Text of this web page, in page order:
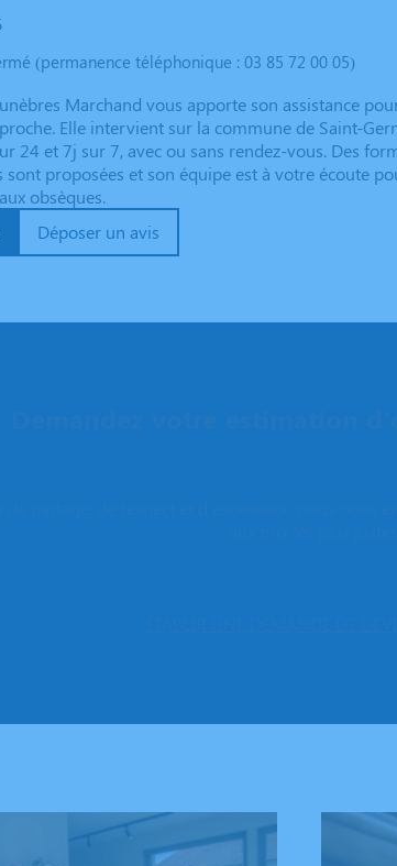
(permanence téléphonique : 03 85 72 00 05)
Marchand vous apporte son assistance
Elle intervient sur la commune de Saint-
24 et 7j sur 7, avec ou sans rendez-vous. Des
proposées et son équipe est à votre écoute
obsèques.
Déposer un avis